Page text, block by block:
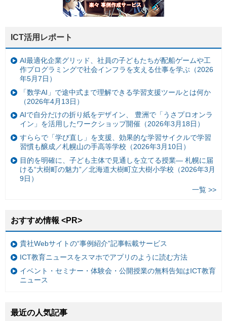
ICT活用レポート
AI最適化企業グリッド、社員の子どもたちが配船ゲームや工
作プログラミングで社会インフラを支える仕事を学ぶ（2026
年5月7日）
「数学AI」で途中式まで理解できる学習支援ツールとは何か
（2026年4月13日）
AIで自分だけの折り紙をデザイン、 豊洲で「うさプロオンラ
イン」を活用したワークショップ開催（2026年3月18日）
すららで「学び直し」を支援、効果的な学習サイクルで学習
習慣も醸成／札幌山の手高等学校（2026年3月10日）
目的を明確に、子ども主体で見通しを立てる授業— 札幌に届
ける“大樹町の魅力”／北海道大樹町立大樹小学校（2026年3月
9日）
一覧 >>
おすすめ情報 <PR>
貴社Webサイトの“事例紹介”記事転載サービス
ICT教育ニュースをスマホでアプリのように読む方法
イベント・セミナー・体験会・公開授業の無料告知はICT教育
ニュース
最近の人気記事